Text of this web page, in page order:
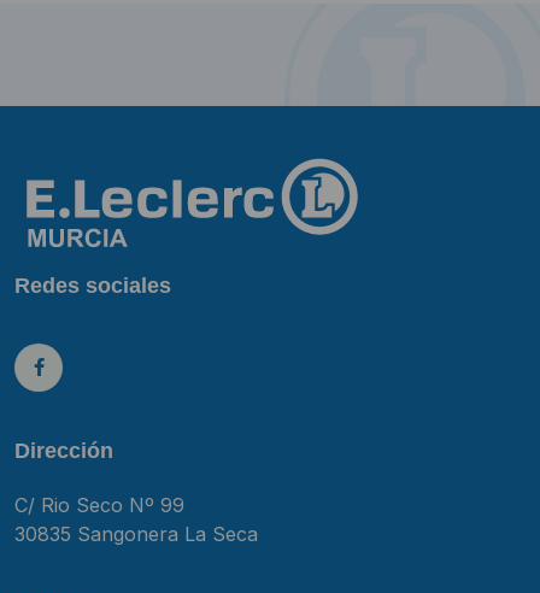
Redes sociales
Dirección
C/ Rio Seco Nº 99
30835 Sangonera La Seca